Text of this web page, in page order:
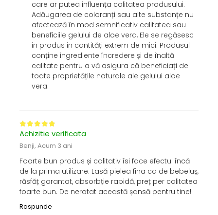
care ar putea influența calitatea produsului.
Adăugarea de coloranți sau alte substanțe nu
afectează în mod semnificativ calitatea sau
beneficiile gelului de aloe vera, Ele se regăsesc
in produs in cantități extrem de mici. Produsul
conține ingrediente încredere și de înaltă
calitate pentru a vă asigura că beneficiați de
toate proprietățile naturale ale gelului aloe
vera.
Achizitie verificata
Benji, Acum 3 ani
Foarte bun produs și calitativ îsi face efectul încă
de la prima utilizare. Lasă pielea fina ca de bebeluș,
răsfăț garantat, absorbție rapidă, preț per calitatea
foarte bun. De neratat această șansă pentru tine!
Raspunde